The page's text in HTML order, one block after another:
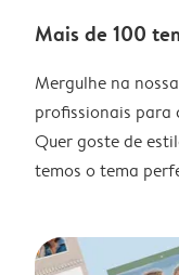
Mais de 100
Mergulhe na
profissionais para
Quer goste de
temos o tema